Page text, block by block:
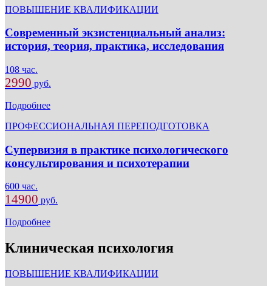
ПОВЫШЕНИЕ КВАЛИФИКАЦИИ
Современный экзистенциальный анализ:
история, теория, практика, исследования
108 час.
2990 руб.
Подробнее
ПРОФЕССИОНАЛЬНАЯ ПЕРЕПОДГОТОВКА
Супервизия в практике психологического
консультирования и психотерапии
600 час.
14900 руб.
Подробнее
Клиническая психология
ПОВЫШЕНИЕ КВАЛИФИКАЦИИ